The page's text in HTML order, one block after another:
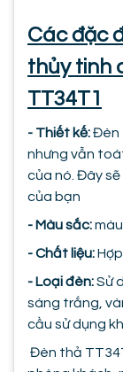
Các đặc
thủy tinh
TT34T1
- Thiết kế:Đèn
nhưng vẫn
của nó. Đây
của bạn
- Màu sắc:
- Chất liệu:
- Loại đèn:Sử
sáng trắng,
cầu sử dụng
Đèn thả